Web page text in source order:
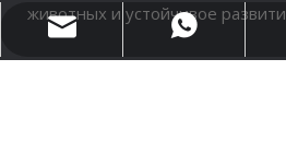
животных и устойчивое
+86 399917231
＋